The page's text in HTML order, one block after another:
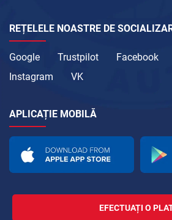
REȚELELE NOASTRE DE
Google Trustpilot Facebook
Instagram
VK
APLICAȚIE MOBILĂ
EFECTUAȚI O